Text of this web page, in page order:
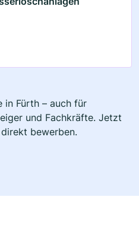
in Fürth – auch für
und Fachkräfte. Jetzt
bewerben.